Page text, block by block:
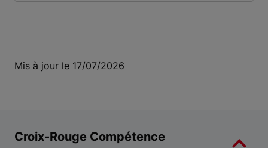
Mis à jour le 17/07/2026
Croix-Rouge Compétence